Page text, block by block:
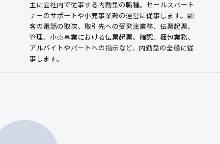
主に会社内で従事する内勤型の職種。セールスパート
ナーのサポートや小売事業部の運営に従事します。顧
客の電話の取次、取引先への受発注業務、伝票起票、
管理、小売事業における伝票起票、確認、梱包業務、
アルバイトやパートへの指示など、内勤型の全般に従
事します。